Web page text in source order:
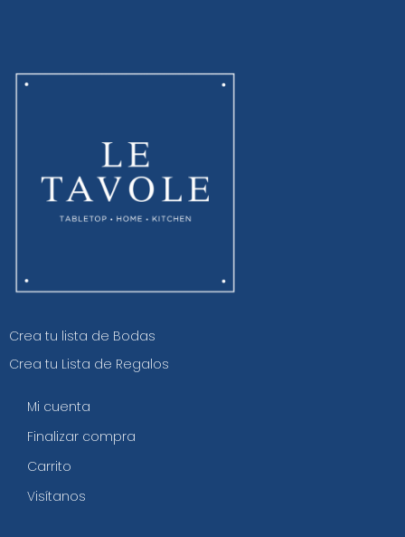
Crea tu lista de Bodas
Crea tu Lista de Regalos
Mi cuenta
Finalizar compra
Carrito
Visítanos